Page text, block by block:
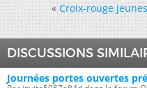
« Croix-rouge
DISCUSSIONS
Journées portes ouvertes